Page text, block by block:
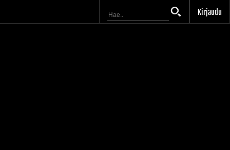
Kirjaudu